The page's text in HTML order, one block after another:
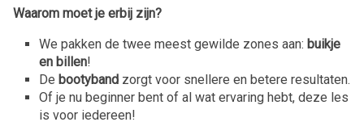
Waarom moet je erbij zijn?
We pakken de twee meest gewilde zones aan: buikje
en billen!
De bootyband zorgt voor snellere en betere resultaten.
Of je nu beginner bent of al wat ervaring hebt, deze les
is voor iedereen!